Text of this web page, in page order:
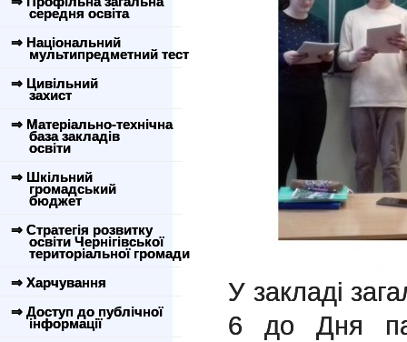
середня освіта
⇒ Національний
мультипредметний тест
⇒ Цивільний
захист
⇒ Матеріально-технічна
база закладів
освіти
⇒ Шкільний
громадський
бюджет
⇒ Стратегія розвитку
освіти Чернігівської
територіальної громади
⇒ Харчування
⇒ Доступ до публічної
інформації
У закладі
6 до Дня